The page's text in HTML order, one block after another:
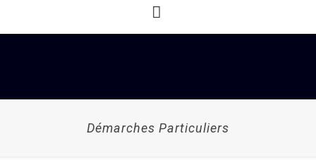
Démarches Particuliers